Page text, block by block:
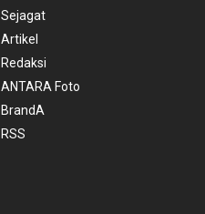
Sejagat
Artikel
Redaksi
ANTARA Foto
BrandA
RSS